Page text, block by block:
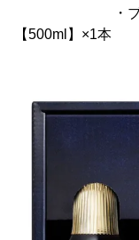
・ブルーマ
【500ml】×1本